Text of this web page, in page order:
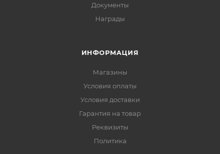
Документы
Награды
ИНФОРМАЦИЯ
Магазины
Условия оплаты
Условия доставки
Гарантия на товар
Реквизиты
Политика